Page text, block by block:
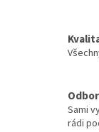
Sami
rádi